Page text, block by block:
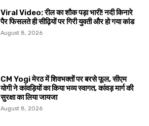
Viral Video: रील का शौक पड़ा भारी! नदी किनारे
पैर फिसलते ही सीढ़ियों पर गिरी युवती और हो गया कांड
August 8, 2026
CM Yogi मेरठ में शिवभक्तों पर बरसे फूल, सीएम
योगी ने कांवड़ियों का किया भव्य स्वागत, कांवड़ मार्ग की
सुरक्षा का लिया जायजा
August 8, 2026